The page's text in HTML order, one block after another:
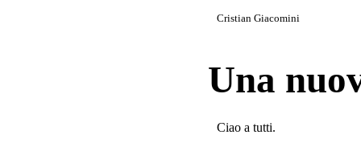
Cristian Giacomini
Una
Ciao a tutti.